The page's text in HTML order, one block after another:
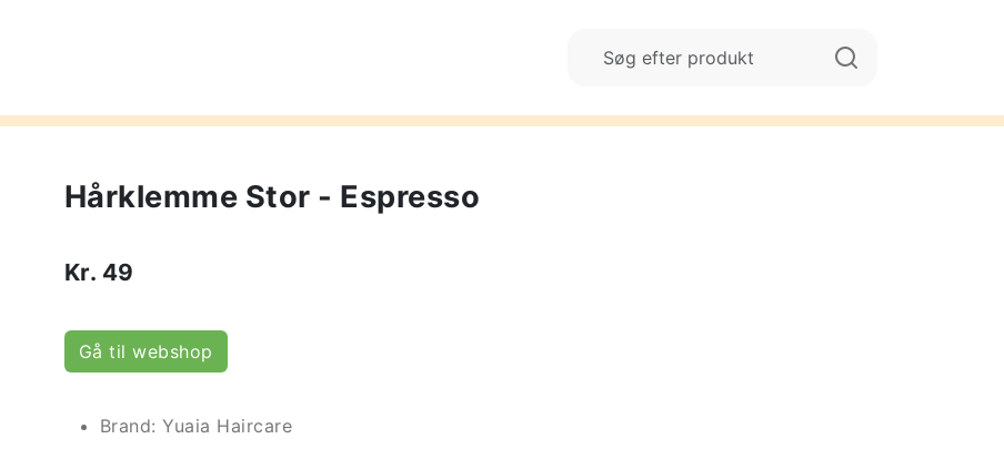
Hårklemme Stor - Espresso
Kr. 49
Gå til webshop
Brand: Yuaia Haircare